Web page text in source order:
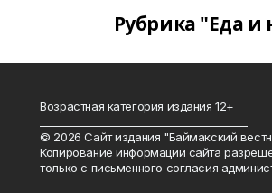
Рубрика "Еда и
Возрастная категория издания 12+
© 2026 Сайт издания "Баймакский
Копирование информации сайта
только с письменного согласия